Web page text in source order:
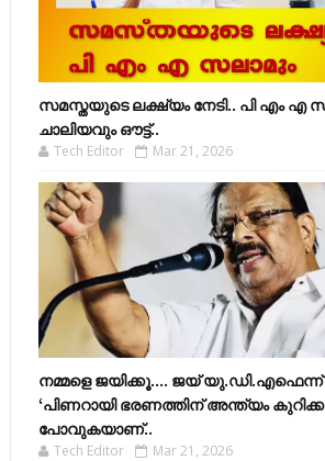
സമസ്തയുടെ ലക്ഷ്യം നേടി.. പി എം എ
ചാലിയവും ഔട്ട്..
Tech Editor Mar 21, 2026
നമ്മളെ ജയിക്കൂ.... ജയ്
‘പിണറായി ഭരണത്തിന് അന്ത്യം
പോവുകയാണ്..
Tech Editor Mar 21, 2026